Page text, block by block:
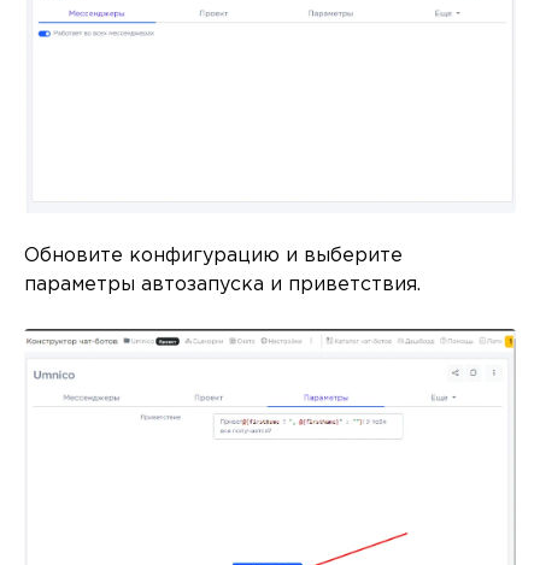
Обновите конфигурацию и выберите
параметры автозапуска и приветствия.